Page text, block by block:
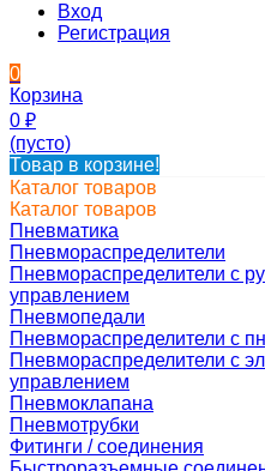
Вход
Регистрация
0
Корзина
0 ₽
(пусто)
Товар в корзине!
Каталог товаров
Каталог товаров
Пневматика
Пневмораспределители
Пневмораспределители с
управлением
Пневмопедали
Пневмораспределители с
Пневмораспределители с
управлением
Пневмоклапана
Пневмотрубки
Фитинги / соединения